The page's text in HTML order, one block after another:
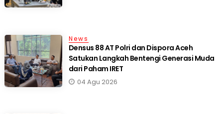
News
Densus 88 AT Polri dan Dispora Aceh
Satukan Langkah Bentengi Generasi Muda
dari Paham IRET
04 Agu 2026